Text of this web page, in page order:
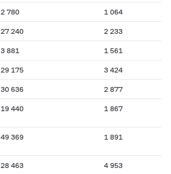
2 780 1 064
27 240 2 233
3 881 1 561
29 175 3 424
30 636 2 877
19 440 1 867
49 369 1 891
28 463 4 953